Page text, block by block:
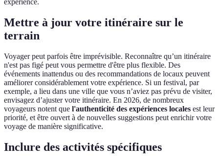
expérience.
Mettre à jour votre itinéraire sur le
terrain
Voyager peut parfois être imprévisible. Reconnaître qu’un itinéraire
n'est pas figé peut vous permettre d'être plus flexible. Des
événements inattendus ou des recommandations de locaux peuvent
améliorer considérablement votre expérience. Si un festival, par
exemple, a lieu dans une ville que vous n’aviez pas prévu de visiter,
envisagez d’ajuster votre itinéraire. En 2026, de nombreux
voyageurs notent que l'authenticité des expériences locales est leur
priorité, et être ouvert à de nouvelles suggestions peut enrichir votre
voyage de manière significative.
Inclure des activités spécifiques